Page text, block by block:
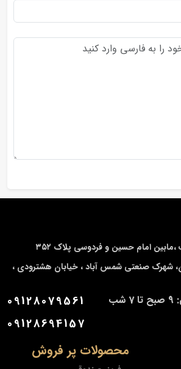
محصولات پر فروش
،مابین امام حسین و فردوسی پلاک ۳۵۲
شهرک صنعتی شمس آباد ، خیابان هشترودی ،
09128079561
09128694157